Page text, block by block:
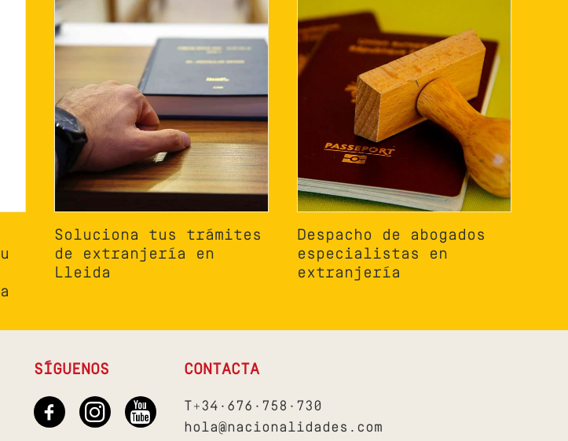
Soluciona tus trámites
de extranjería en
Lleida
Despacho de abogados
especialistas en
extranjería
SÍGUENOS CONTACTA
T+34·676·758·730
hola@nacionalidades.com